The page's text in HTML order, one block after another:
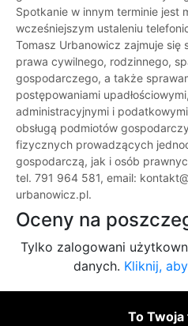
Spotkanie w innym terminie jest
wcześniejszym ustaleniu
Tomasz Urbanowicz zajmuje się
prawa cywilnego, rodzinnego,
gospodarczego, a także
postępowaniami
administracyjnymi i
obsługą podmiotów
fizycznych prowadzących
gospodarczą, jak i osób
tel. 791 964 581, email:
urbanowicz.pl.
Oceny na
Tylko zalogowani
danych. Kliknij,
To